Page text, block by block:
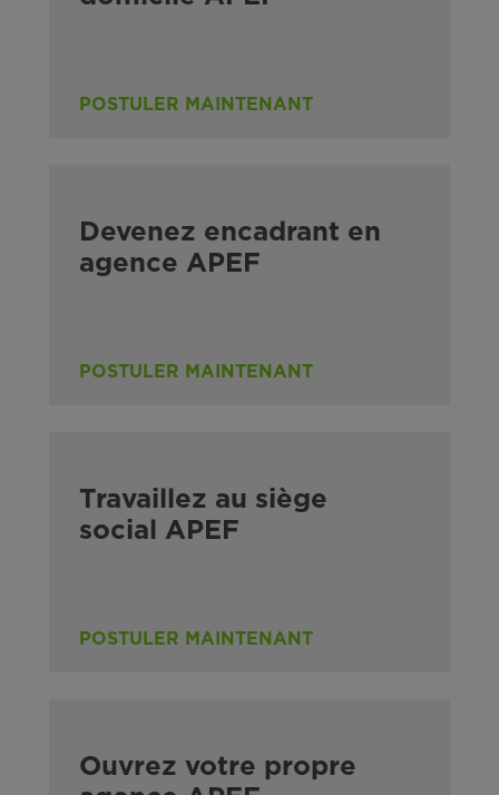
POSTULER MAINTENANT
Devenez encadrant en
agence APEF
POSTULER MAINTENANT
Travaillez au siège
social APEF
POSTULER MAINTENANT
Ouvrez votre propre